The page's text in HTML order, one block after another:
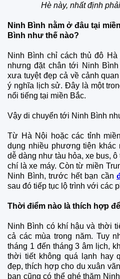
Hè này, nhất định
Ninh Bình nằm ở đâu tại
Bình như thế nào?
Ninh Bình chỉ cách thủ đô
nhưng đặt chân tới Ninh
xưa tuyệt đẹp cả về cảnh
ý nghĩa lịch sử. Đây là một
nổi tiếng tại miền Bắc.
Vậy di chuyển tới Ninh Bình
Từ Hà Nội hoặc các tỉnh
dụng nhiều phương tiện
dễ dàng như tàu hỏa, xe bus,
chí là xe máy. Còn từ miền
Ninh Bình, trước hết bạn cần
sau đó tiếp tục lộ trình với các
Thời điểm nào là thích hợp
Ninh Bình có khí hậu và thời
cả các mùa trong năm. Tuy
tháng 1 đến tháng 3 âm lịch,
thời tiết không quá lạnh hay
đẹp, thích hợp cho du xuân
bạn cũng có thể ghé thăm